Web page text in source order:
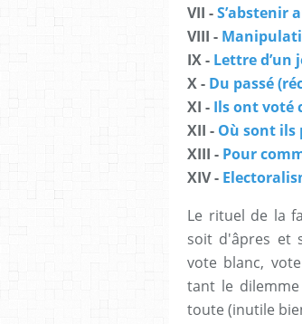
VII -S’abstenir
VIII -
IX - Lettre
X - Du passé
XI - Ils ont voté
XII - Où sont ils
XIII - Pour
XIV -
Le rituel de la
soit d'âpres et
vote blanc,
tant le
toute (inutile